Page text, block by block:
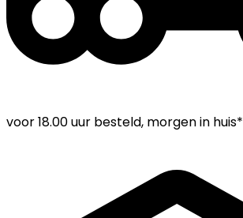
voor18.00 uur besteld, morgen in huis*